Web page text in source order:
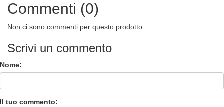
Commenti (0)
Non ci sono commenti per questo prodotto.
Scrivi un commento
Nome:
Il tuo commento: